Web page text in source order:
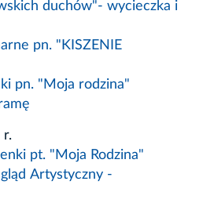
duchów"- wycieczka i
pn. "KISZENIE
pn. "Moja rodzina"
r.
pt. "Moja Rodzina"
Artystyczny -